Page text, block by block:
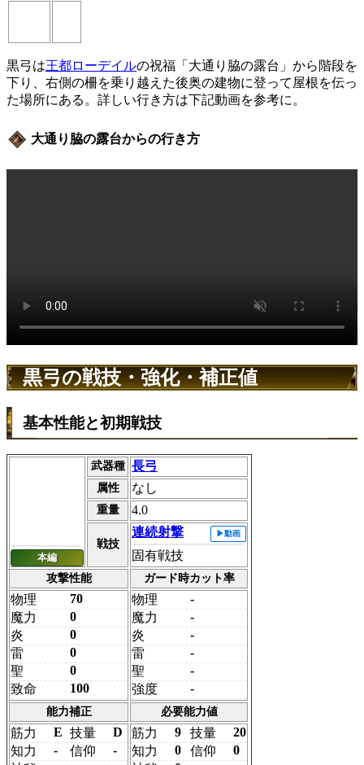
黒弓は王都ローデイルの祝福「大通り脇の露台」から階段を
下り、右側の柵を乗り越えた後奥の建物に登って屋根を伝っ
た場所にある。詳しい行き方は下記動画を参考に。
大通り脇の露台からの行き方
黒弓の戦技・強化・補正値
基本性能と初期戦技
本編
武器種 長弓
属性 なし
重量 4.0
戦技
連続射撃
固有戦技
攻撃性能 ガード時カット率
物理
70
魔力
0
炎
0
雷
0
聖
0
致命
100
物理
-
魔力
-
炎
-
雷
-
聖
-
強度
-
能力補正 必要能力値
筋力 E 技量
D
知力
- 信仰
-
筋力 9 技量
20
知力
0 信仰
0